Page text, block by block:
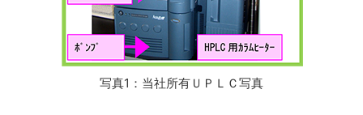
写真1：当社所有ＵＰＬＣ写真